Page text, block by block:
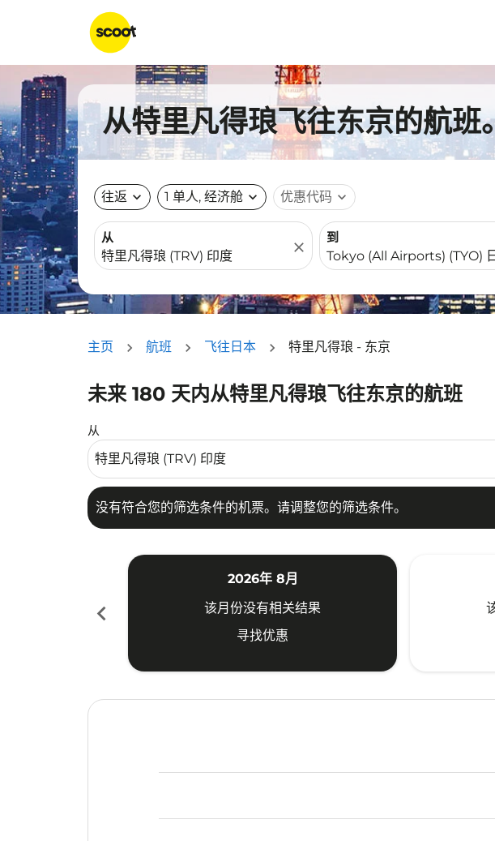
从特里凡得琅飞往东京的航
往返 expand_more 1 单人, 经济舱 expand_more 优惠代码 expand_more
从
close
到
主页 航班 飞往日本 特里凡得琅 - 东京
未来 180 天内从特里凡得琅飞往东京的航班
从
没有符合您的筛选条件的机票。请调整您的筛选条件。
没有符合您的筛选条件的机票。请调整您的筛选条件。
chevron_left
2026年 8月
该月份没有相关结果
寻找优惠